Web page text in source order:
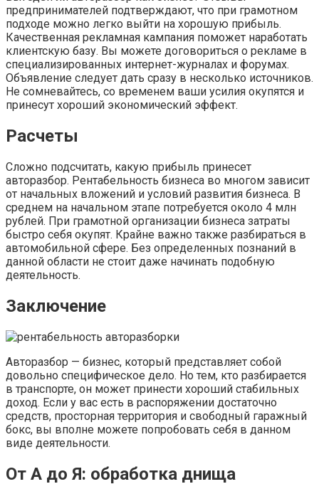
предпринимателей подтверждают, что при грамотном
подходе можно легко выйти на хорошую прибыль.
Качественная рекламная кампания поможет наработать
клиентскую базу. Вы можете договориться о рекламе в
специализированных интернет-журналах и форумах.
Объявление следует дать сразу в несколько источников.
Не сомневайтесь, со временем ваши усилия окупятся и
принесут хороший экономический эффект.
Расчеты
Сложно подсчитать, какую прибыль принесет
авторазбор. Рентабельность бизнеса во многом зависит
от начальных вложений и условий развития бизнеса. В
среднем на начальном этапе потребуется около 4 млн
рублей. При грамотной организации бизнеса затраты
быстро себя окупят. Крайне важно также разбираться в
автомобильной сфере. Без определенных познаний в
данной области не стоит даже начинать подобную
деятельность.
Заключение
Авторазбор — бизнес, который представляет собой
довольно специфическое дело. Но тем, кто разбирается
в транспорте, он может принести хороший стабильных
доход. Если у вас есть в распоряжении достаточно
средств, просторная территория и свободный гаражный
бокс, вы вполне можете попробовать себя в данном
виде деятельности.
От А до Я: обработка днища